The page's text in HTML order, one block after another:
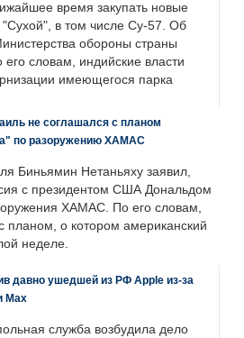
время закупать новые
"Сухой", в том числе Су-57. Об
обороны страны
словам, индийские власти
имеющегося парка
не соглашался с планом
по разоружению ХАМАС
Биньямин Нетаньяху заявил,
с президентом США Дональдом
ХАМАС. По его словам,
планом, о котором американский
неделе.
давно ушедшей из РФ Apple из-за
Max
служба возбудила дело